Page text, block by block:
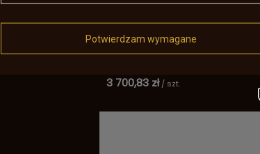
Pistolet czarnoprochowy Howdah
3 700,83 zł / szt.
Potwierdzam wymagane